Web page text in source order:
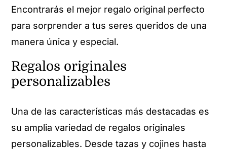
Encontrarás el mejor regalo original perfecto
para sorprender a tus seres queridos de una
manera única y especial.
Regalos originales
personalizables
Una de las características más destacadas es
su amplia variedad de regalos originales
personalizables. Desde tazas y cojines hasta